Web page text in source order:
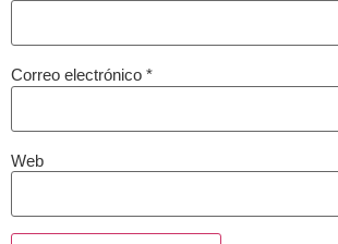
Correo electrónico *
Web